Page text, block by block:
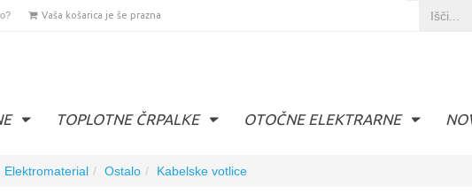
Vaša košarica je še prazna
TOPLOTNE ČRPALKE OTOČNE ELEKTRARNE
Elektromaterial Ostalo Kabelske votlice